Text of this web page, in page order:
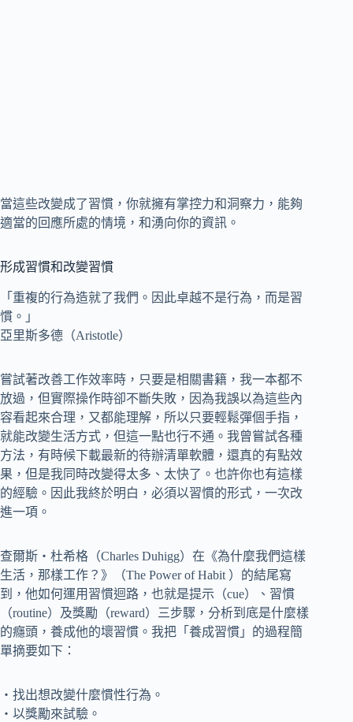
當這些改變成了習慣，你就擁有掌控力和洞察力，能夠
適當的回應所處的情境，和湧向你的資訊。
形成習慣和改變習慣
「重複的行為造就了我們。因此卓越不是行為，而是習
慣。」
亞里斯多德（Aristotle）
嘗試著改善工作效率時，只要是相關書籍，我一本都不
放過，但實際操作時卻不斷失敗，因為我誤以為這些內
容看起來合理，又都能理解，所以只要輕鬆彈個手指，
就能改變生活方式，但這一點也行不通。我曾嘗試各種
方法，有時候下載最新的待辦清單軟體，還真的有點效
果，但是我同時改變得太多、太快了。也許你也有這樣
的經驗。因此我終於明白，必須以習慣的形式，一次改
進一項。
查爾斯‧杜希格（Charles Duhigg）在《為什麼我們這樣
生活，那樣工作？》（The Power of Habit ）的結尾寫
到，他如何運用習慣迴路，也就是提示（cue）、習慣
（routine）及獎勵（reward）三步驟，分析到底是什麼樣
的癮頭，養成他的壞習慣。我把「養成習慣」的過程簡
單摘要如下：
‧找出想改變什麼慣性行為。
‧以獎勵來試驗。